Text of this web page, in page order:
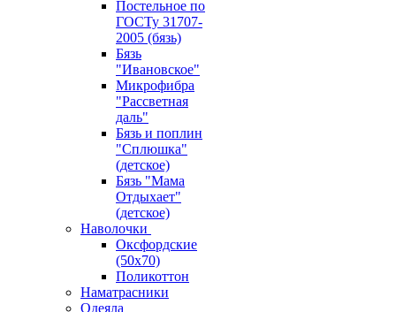
Постельное по
ГОСТу 31707-
2005 (бязь)
Бязь
"Ивановское"
Микрофибра
"Рассветная
даль"
Бязь и поплин
"Сплюшка"
(детское)
Бязь "Мама
Отдыхает"
(детское)
Наволочки
Оксфордские
(50х70)
Поликоттон
Наматрасники
Одеяла